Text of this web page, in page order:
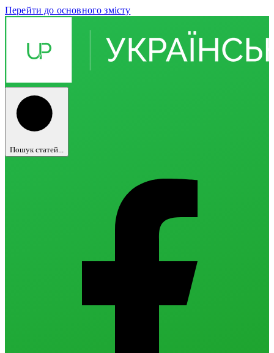
Перейти до основного змісту
Пошук статей...